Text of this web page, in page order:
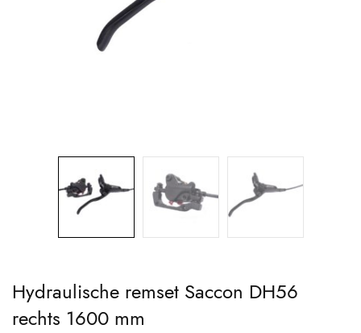
Hydraulische remset Saccon DH56
rechts 1600 mm